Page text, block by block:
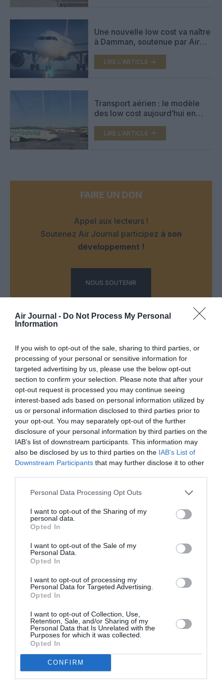
Air Journal - Do Not Process My Personal
Information
If you wish to opt-out of the sale, sharing to third parties, or
processing of your personal or sensitive information for
targeted advertising by us, please use the below opt-out
section to confirm your selection. Please note that after your
opt-out request is processed you may continue seeing
interest-based ads based on personal information utilized by
us or personal information disclosed to third parties prior to
your opt-out. You may separately opt-out of the further
disclosure of your personal information by third parties on the
IAB’s list of downstream participants. This information may
also be disclosed by us to third parties on the IAB’s List of
Downstream Participants that may further disclose it to other
Personal Data Processing Opt Outs
I want to opt-out of the Sharing of my
personal data.
Opted In
I want to opt-out of the Sale of my
Personal Data.
Opted In
I want to opt-out of processing my
Personal Data for Targeted Advertising.
Opted In
I want to opt-out of Collection, Use,
Retention, Sale, and/or Sharing of my
Personal Data that Is Unrelated with the
Purposes for which it was collected.
Opted In
CONFIRM
Une nouvelle low cost va naître
à Damman, soutenue par Air
LIRE L'ARTICLE
Transport aérien : le modèle
des low cost aujourd’hui en
LIRE L'ARTICLE
FAIRE UN DON
Appel aux lecteurs !
Soutenez Air Journal participez à son
développement !
NOUS SOUTENIR
DERNIERS COMMENTAIRES
Djma commenté l'article :
Après Emirates, Lufthansa remet en cause la réception
de Boeing 777-9 déjà construits
Copaa commenté l'article :
ABONNEMENT
PUBLICITÉ